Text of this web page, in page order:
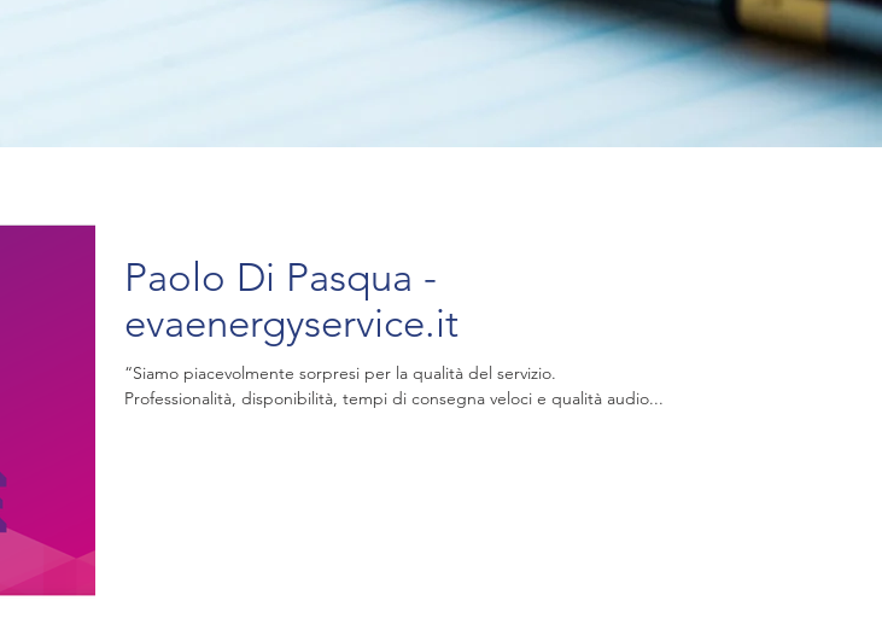
Paolo Di Pasqua -
evaenergyservice.it
“Siamo piacevolmente sorpresi per la qualità del servizio.
Professionalità, disponibilità, tempi di consegna veloci e qualità audio...